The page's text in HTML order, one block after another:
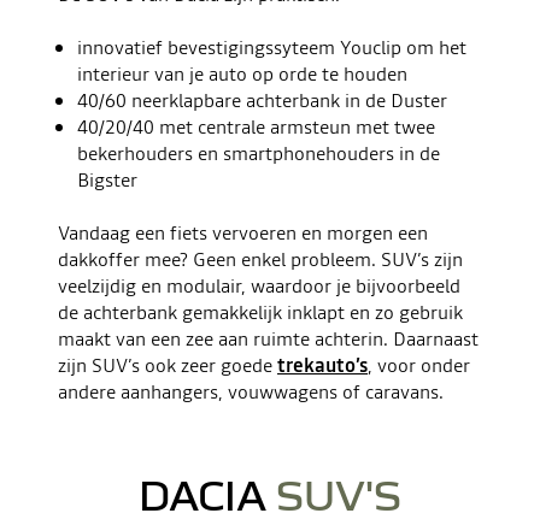
innovatief bevestigingssyteem Youclip om het
interieur van je auto op orde te houden
40/60 neerklapbare achterbank in de Duster
40/20/40 met centrale armsteun met twee
bekerhouders en smartphonehouders in de
Bigster
Vandaag een fiets vervoeren en morgen een
dakkoffer mee? Geen enkel probleem. SUV’s zijn
veelzijdig en modulair, waardoor je bijvoorbeeld
de achterbank gemakkelijk inklapt en zo gebruik
maakt van een zee aan ruimte achterin. Daarnaast
zijn SUV’s ook zeer goedetrekauto’s, voor onder
andere aanhangers, vouwwagens of caravans.
DACIA SUV'S